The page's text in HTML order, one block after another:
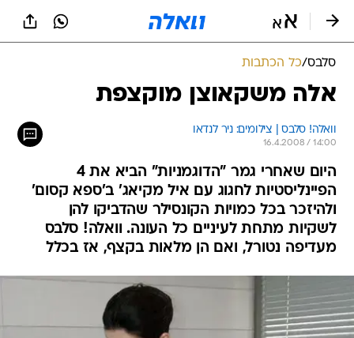
סלבס/כל הכתבות
אלה משקאוצן מוקצפת
וואלה! סלבס | צילומים: ניר לנדאו
16.4.2008 / 14:00
היום שאחרי גמר "הדוגמניות" הביא את 4
הפיינליסטיות לחגוג עם איל מקיאג' ב'ספא קסום'
ולהיזכר בכל כמויות הקונסילר שהדביקו להן
לשקיות מתחת לעיניים כל העונה. וואלה! סלבס
מעדיפה נטורל, ואם הן מלאות בקצף, אז בכלל